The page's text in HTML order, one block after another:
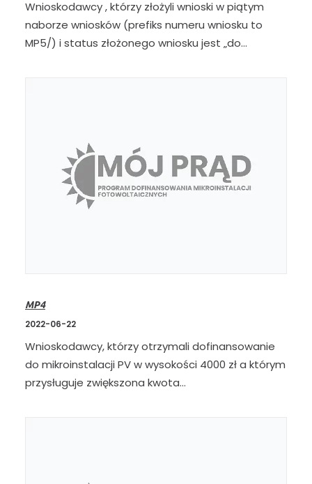
Wnioskodawcy , którzy złożyli wnioski w piątym
naborze wniosków (prefiks numeru wniosku to
MP5/) i status złożonego wniosku jest „do…
MP4
2022-06-22
Wnioskodawcy, którzy otrzymali dofinansowanie
do mikroinstalacji PV w wysokości 4000 zł a którym
przysługuje zwiększona kwota…